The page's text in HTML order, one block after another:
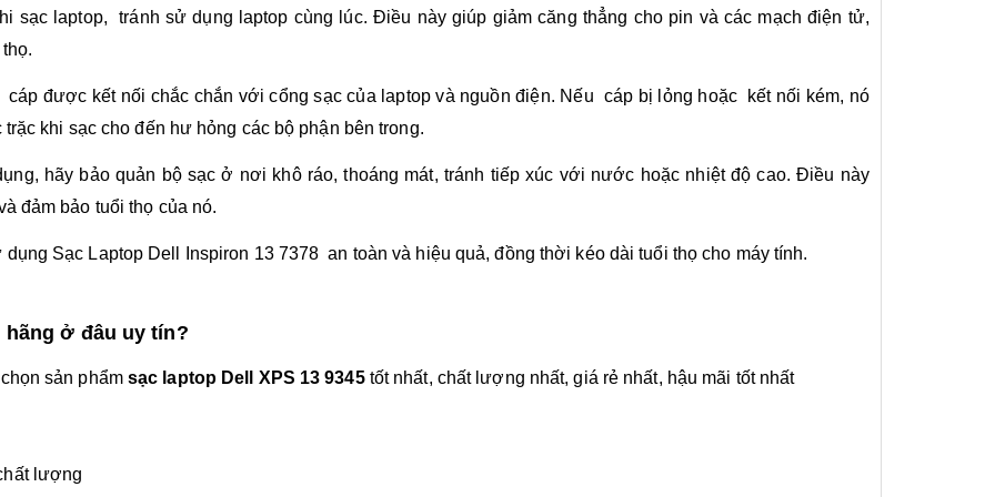
sạc laptop, tránh sử dụng laptop cùng lúc. Điều này giúp giảm căng thẳng cho pin và các mạch điện tử,
được kết nối chắc chắn với cổng sạc của laptop và nguồn điện. Nếu cáp bị lỏng hoặc kết nối kém, nó
khi sạc cho đến hư hỏng các bộ phận bên trong.
hãy bảo quản bộ sạc ở nơi khô ráo, thoáng mát, tránh tiếp xúc với nước hoặc nhiệt độ cao. Điều này
đảm bảo tuổi thọ của nó.
Sạc Laptop Dell Inspiron 13 7378 an toàn và hiệu quả, đồng thời kéo dài tuổi thọ cho máy tính.
hãng ở đâu uy tín?
sản phẩm sạc laptop Dell XPS 13 9345 tốt nhất, chất lượng nhất, giá rẻ nhất, hậu mãi tốt nhất
lượng